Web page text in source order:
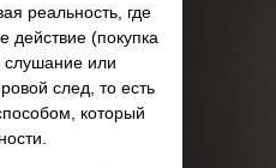
реальность, где
действие (покупка
слушание или
след, то есть
который